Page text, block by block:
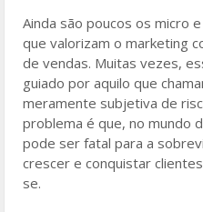
Ainda são poucos os micro
que valorizam o marketing
de vendas. Muitas vezes,
guiado por aquilo que
meramente subjetiva de
problema é que, no mundo
pode ser fatal para a
crescer e conquistar
se.